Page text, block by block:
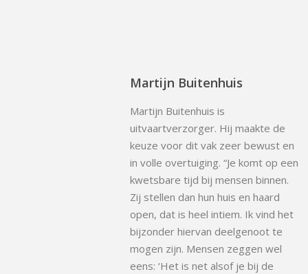
Martijn Buitenhuis
Martijn Buitenhuis is
uitvaartverzorger. Hij maakte de
keuze voor dit vak zeer bewust en
in volle overtuiging. “Je komt op een
kwetsbare tijd bij mensen binnen.
Zij stellen dan hun huis en haard
open, dat is heel intiem. Ik vind het
bijzonder hiervan deelgenoot te
mogen zijn. Mensen zeggen wel
eens: ‘Het is net alsof je bij de